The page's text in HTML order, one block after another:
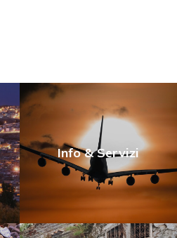
Info & Servizi